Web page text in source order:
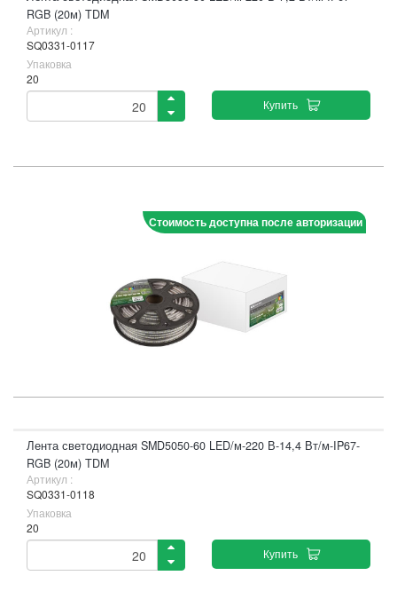
RGB (20м) TDM
Артикул :
SQ0331-0117
Упаковка
20
Купить
Стоимость доступна после авторизации
Лента светодиодная SMD5050-60 LED/м-220 В-14,4 Вт/м-IP67-
RGB (20м) TDM
Артикул :
SQ0331-0118
Упаковка
20
Купить